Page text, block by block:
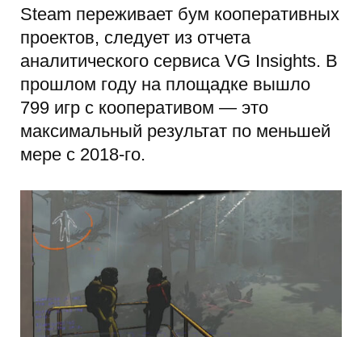
Steam переживает бум кооперативных
проектов, следует из отчета
аналитического сервиса VG Insights. В
прошлом году на площадке вышло
799 игр с кооперативом — это
максимальный результат по меньшей
мере с 2018-го.